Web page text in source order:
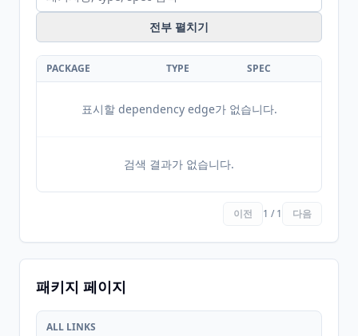
전부 펼치기
PACKAGE TYPE SPEC
표시할 dependency edge가 없습니다.
검색 결과가 없습니다.
이전 1 / 1 다음
패키지 페이지
ALL LINKS